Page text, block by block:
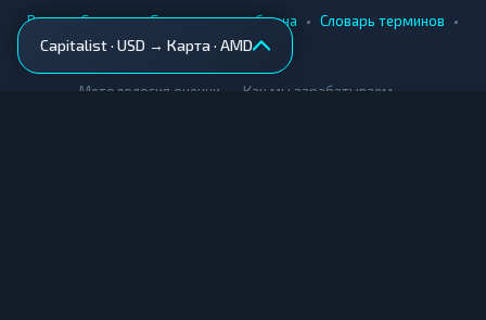
Capitalist · USD → Карта · AMD
Вики • Города • Безопасность обмена • Словарь терминов •
AML-проверка
Методология оценки Как мы зарабатываем